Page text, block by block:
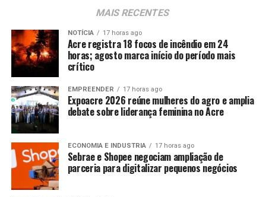
MAIS RECENTES
NOTÍCIA 17 horas ago
Acre registra 18 focos de incêndio em 24
horas; agosto marca início do período mais
crítico
EMPREENDER 17 horas ago
Expoacre 2026 reúne mulheres do agro e amplia
debate sobre liderança feminina no Acre
ECONOMIA E INDUSTRIA 17 horas ago
Sebrae e Shopee negociam ampliação de
parceria para digitalizar pequenos negócios